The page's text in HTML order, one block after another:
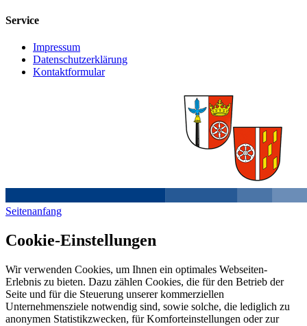
Service
Impressum
Datenschutzerklärung
Kontaktformular
Seitenanfang
Cookie-Einstellungen
Wir verwenden Cookies, um Ihnen ein optimales Webseiten-
Erlebnis zu bieten. Dazu zählen Cookies, die für den Betrieb der
Seite und für die Steuerung unserer kommerziellen
Unternehmensziele notwendig sind, sowie solche, die lediglich zu
anonymen Statistikzwecken, für Komforteinstellungen oder zur